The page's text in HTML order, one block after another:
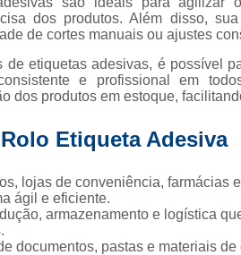
Etiqueta
Rolo de Etiqueta
Rótulos Adesivos
dos produtos. Além disso,
de cortes manuais ou ajustes
etiquetas adesivas, é possível
e profissional em
dos produtos em estoque,
Etiqueta Adesiva
lojas de conveniência, farmácias
ágil e eficiente.
armazenamento e logística
documentos, pastas e materiais